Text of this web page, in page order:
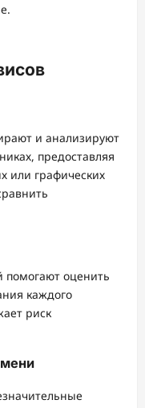
и анализируют
предоставляя
или графических
помогают оценить
каждого
риск